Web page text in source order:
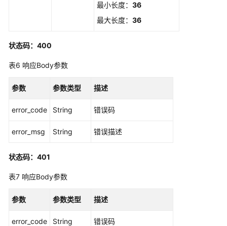
定
系
专
版-
绑
流
最小长度： 36
最大长度： 36
状态码：400
表6 响应Body参数
参数 参数类型 描述
error_code String 错误码
error_msg String 错误描述
状态码：401
表7 响应Body参数
参数 参数类型 描述
error_code String 错误码